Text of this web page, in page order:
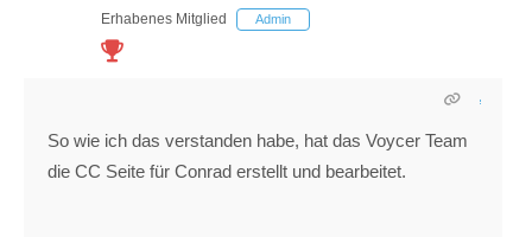
Erhabenes Mitglied Admin
So wie ich das verstanden habe, hat das Voycer Team
die CC Seite für Conrad erstellt und bearbeitet.